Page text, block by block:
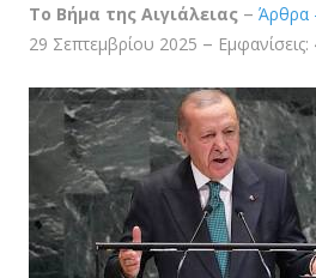
Καθημερινότητα
Αθλητικά
Προσωπικές
Κτίσματα
Τέχνες & Πολιτισμός
Το Βήμα της Αιγιάλειας
Άρθρα
29 Σεπτεμβρίου 2025
Εμφανίσεις: